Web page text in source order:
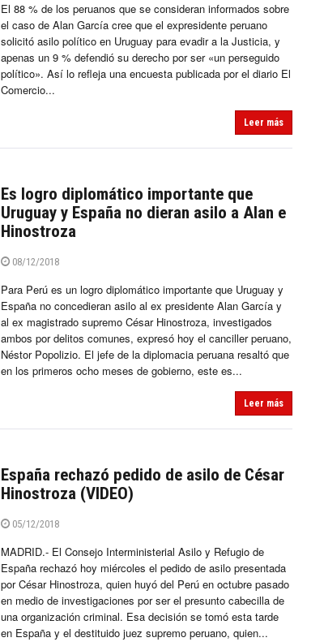
El 88 % de los peruanos que se consideran informados sobre
el caso de Alan García cree que el expresidente peruano
solicitó asilo político en Uruguay para evadir a la Justicia, y
apenas un 9 % defendió su derecho por ser «un perseguido
político». Así lo refleja una encuesta publicada por el diario El
Comercio...
Leer más
Es logro diplomático importante que
Uruguay y España no dieran asilo a Alan e
Hinostroza
08/12/2018
Para Perú es un logro diplomático importante que Uruguay y
España no concedieran asilo al ex presidente Alan García y
al ex magistrado supremo César Hinostroza, investigados
ambos por delitos comunes, expresó hoy el canciller peruano,
Néstor Popolizio. El jefe de la diplomacia peruana resaltó que
en los primeros ocho meses de gobierno, este es...
Leer más
España rechazó pedido de asilo de César
Hinostroza (VIDEO)
05/12/2018
MADRID.- El Consejo Interministerial Asilo y Refugio de
España rechazó hoy miércoles el pedido de asilo presentada
por César Hinostroza, quien huyó del Perú en octubre pasado
en medio de investigaciones por ser el presunto cabecilla de
una organización criminal. Esa decisión se tomó esta tarde
en España y el destituido juez supremo peruano, quien...